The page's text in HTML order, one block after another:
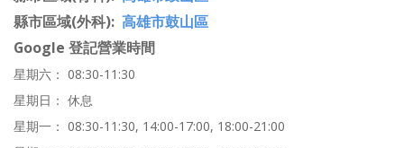
縣市區域(外科) 高雄市鼓山區
Google 登記營業時間
星期六： 08:30-11:30
星期日： 休息
星期一： 08:30-11:30, 14:00-17:00, 18:00-21:00